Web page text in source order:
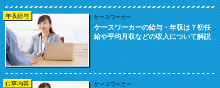
年収給与 ケースワーカー
ケースワーカーの給与・年収は？初任
給や平均月収などの収入について解説
仕事内容 ケースワーカー